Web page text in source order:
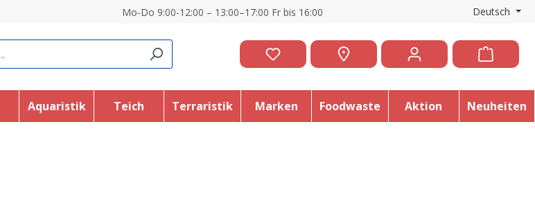
Mo-Do 9:00-12:00 – 13:00–17:00 Fr bis 16:00 Deutsch
Aquaristik Teich Terraristik Marken Foodwaste Aktion Neuheiten